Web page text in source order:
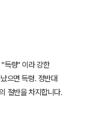
득령" 이라 강한
으면 득령. 정반대
절반을 차지합니다.